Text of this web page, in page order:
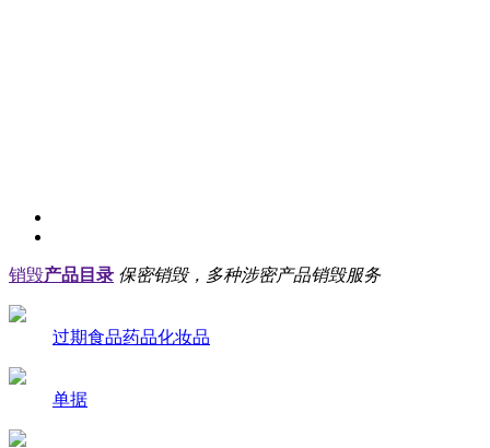
销毁产品目录 保密销毁，多种涉密产品销毁服务
过期食品药品化妆品
单据